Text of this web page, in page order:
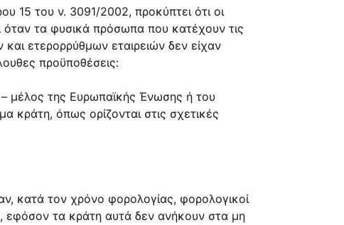
15 του ν. 3091/2002, προκύπτει ότι οι
όταν τα φυσικά πρόσωπα που κατέχουν τις
ετερορρύθμων εταιρειών δεν είχαν
προϋποθέσεις:
μέλος της Ευρωπαϊκής Ένωσης ή του
όπως ορίζονται στις σχετικές
κατά τον χρόνο φορολογίας, φορολογικοί
εφόσον τα κράτη αυτά δεν ανήκουν στα μη